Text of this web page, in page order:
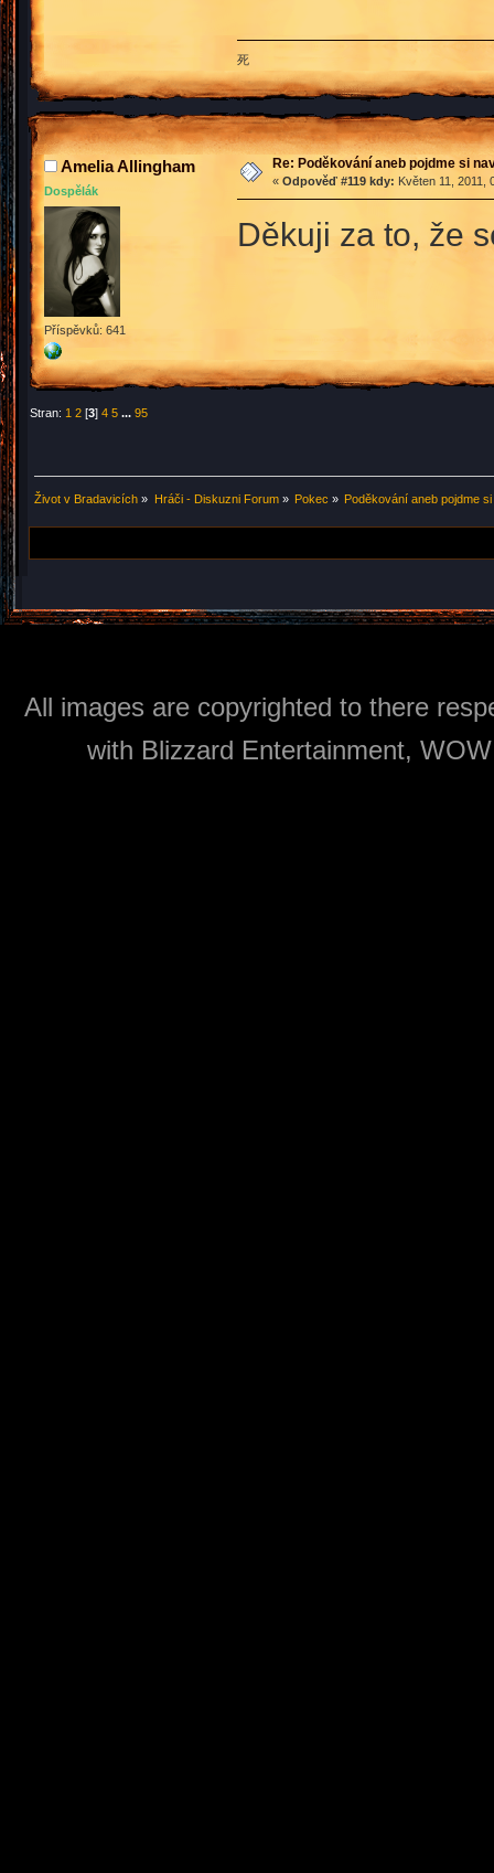
死
Amelia Allingham
Dospělák
Příspěvků: 641
Re: Poděkování aneb pojdme si
« Odpověď #119 kdy: Květen 11, 2011,
Děkuji za to, že
Stran: 1 2 [3]4 5 ...95
Život v Bradavicích » Hráči - Diskuzni Forum» Pokec » Poděkování aneb pojdme
All images are copyrighted to there
with Blizzard Entertainment,